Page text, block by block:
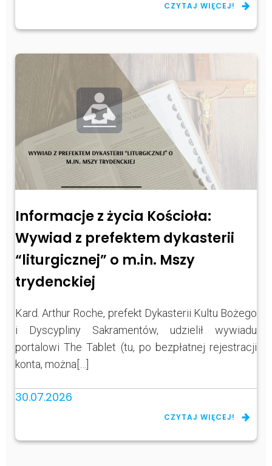
CZYTAJ WIĘCEJ!
Informacje z życia Kościoła:
Wywiad z prefektem dykasterii
“liturgicznej” o m.in. Mszy
trydenckiej
Kard. Arthur Roche, prefekt Dykasterii Kultu Bożego
i Dyscypliny Sakramentów, udzielił wywiadu
portalowi The Tablet (tu, po bezpłatnej rejestracji
konta, można[…]
30.07.2026
CZYTAJ WIĘCEJ!